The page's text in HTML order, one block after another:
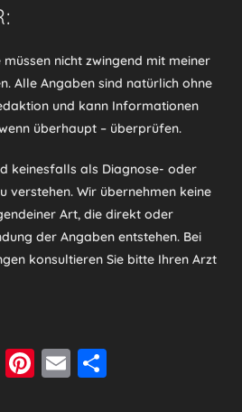
nicht zwingend mit meiner
Alle Angaben sind natürlich ohne
und kann Informationen
überhaupt – überprüfen.
keinesfalls als Diagnose- oder
verstehen. Wir übernehmen keine
Art, die direkt oder
der Angaben entstehen. Bei
konsultieren Sie bitte Ihren Arzt
W Pi E